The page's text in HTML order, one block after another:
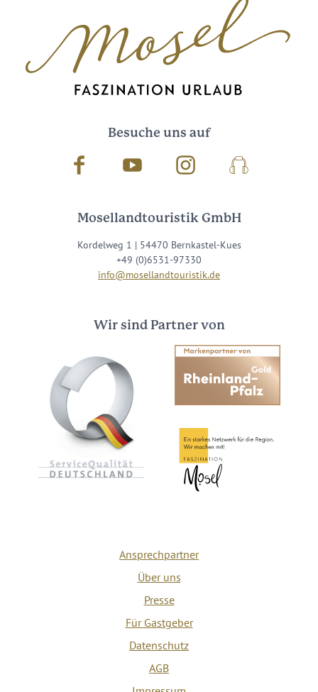
Besuche uns auf
Facebook Youtube InstagramPodcast
Mosellandtouristik GmbH
Kordelweg 1 | 54470 Bernkastel-Kues
+49 (0)6531-97330
info@mosellandtouristik.de
Wir sind Partner von
Ansprechpartner
Über uns
Presse
Für Gastgeber
Datenschutz
AGB